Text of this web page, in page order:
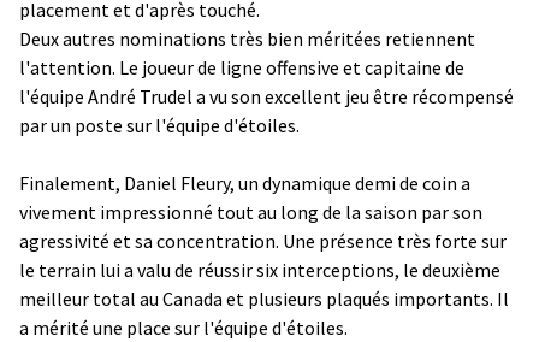
placement et d'après touché.
Deux autres nominations très bien méritées retiennent
l'attention. Le joueur de ligne offensive et capitaine de
l'équipe André Trudel a vu son excellent jeu être récompensé
par un poste sur l'équipe d'étoiles.
Finalement, Daniel Fleury, un dynamique demi de coin a
vivement impressionné tout au long de la saison par son
agressivité et sa concentration. Une présence très forte sur
le terrain lui a valu de réussir six interceptions, le deuxième
meilleur total au Canada et plusieurs plaqués importants. Il
a mérité une place sur l'équipe d'étoiles.